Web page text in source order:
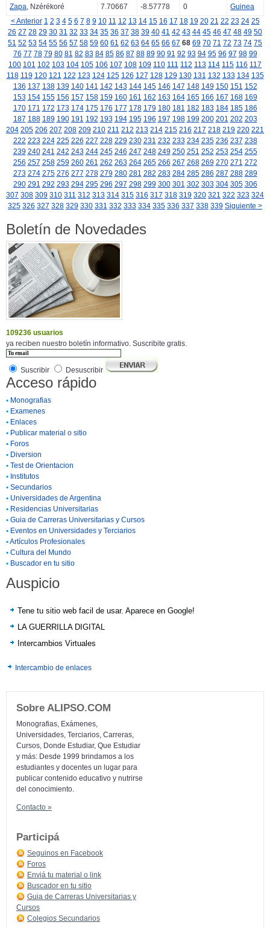
Zapa, Nzérékoré 7.70667 -8.57778 0
Guinea
< Anterior 1 2 3 4 5 6 7 8 9 10 11 12 13 14 15 16 17 18 19 20 21 22 23 24 25
26 27 28 29 30 31 32 33 34 35 36 37 38 39 40 41 42 43 44 45 46 47 48 49 50
51 52 53 54 55 56 57 58 59 60 61 62 63 64 65 66 67 68 69 70 71 72 73 74 75
76 77 78 79 80 81 82 83 84 85 86 87 88 89 90 91 92 93 94 95 96 97 98 99
100 101 102 103 104 105 106 107 108 109 110 111 112 113 114 115 116 117
118 119 120 121 122 123 124 125 126 127 128 129 130 131 132 133 134 135
136 137 138 139 140 141 142 143 144 145 146 147 148 149 150 151 152
153 154 155 156 157 158 159 160 161 162 163 164 165 166 167 168 169
170 171 172 173 174 175 176 177 178 179 180 181 182 183 184 185 186
187 188 189 190 191 192 193 194 195 196 197 198 199 200 201 202 203
204 205 206 207 208 209 210 211 212 213 214 215 216 217 218 219 220 221
222 223 224 225 226 227 228 229 230 231 232 233 234 235 236 237 238
239 240 241 242 243 244 245 246 247 248 249 250 251 252 253 254 255
256 257 258 259 260 261 262 263 264 265 266 267 268 269 270 271 272
273 274 275 276 277 278 279 280 281 282 283 284 285 286 287 288 289
290 291 292 293 294 295 296 297 298 299 300 301 302 303 304 305 306
307 308 309 310 311 312 313 314 315 316 317 318 319 320 321 322 323 324
325 326 327 328 329 330 331 332 333 334 335 336 337 338 339 Siguiente >
Boletín de Novedades
109236 usuarios
ya reciben nuestro boletín informativo. Suscribite gratis.
Suscribir Desuscribir
Acceso rápido
• Monografias
• Examenes
• Enlaces
• Publicar material o sitio
• Foros
• Diversion
• Test de Orientacion
• Institutos
• Secundarios
• Universidades de Argentina
• Residencias Universitarias
• Guia de Carreras Universitarias y Cursos
• Eventos en Universidades y Terciarios
•Artículos Profesionales
• Cultura del Mundo
• Buscador en tu sitio
Auspicio
Tene tu sitio web facil de usar. Aparece en Google!
LA GUERRILLA DIGITAL
Intercambios Virtuales
Intercambio de enlaces
Sobre ALIPSO.COM
Monografias, Exámenes,
Universidades, Terciarios, Carreras,
Cursos, Donde Estudiar, Que Estudiar
y más: Desde 1999 brindamos a los
estudiantes y docentes un lugar para
publicar contenido educativo y nutrirse
del conocimiento.
Contacto »
Participá
Seguinos en Facebook
Foros
Enviá tu material o link
Buscador en tu sitio
Guia de Carreras Universitarias y
Cursos
Colegios Secundarios